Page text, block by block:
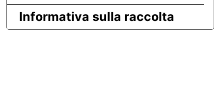
Informativa sulla raccolta